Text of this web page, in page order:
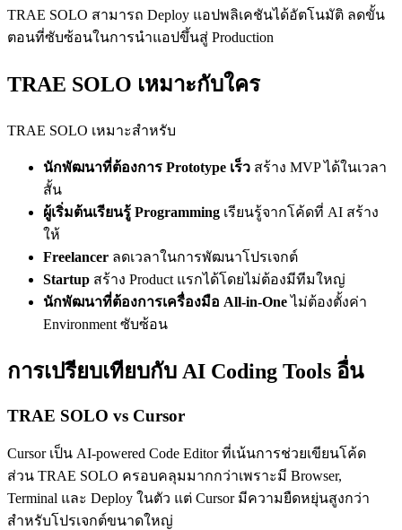
TRAE SOLO สามารถ Deploy แอปพลิเคชันได้อัตโนมัติ ลดขั้น
ตอนที่ซับซ้อนในการนำแอปขึ้นสู่ Production
TRAE SOLO เหมาะกับใคร
TRAE SOLO เหมาะสำหรับ
นักพัฒนาที่ต้องการ Prototype เร็ว สร้าง MVP ได้ในเวลา
สั้น
ผู้เริ่มต้นเรียนรู้ Programming เรียนรู้จากโค้ดที่ AI สร้าง
ให้
Freelancer ลดเวลาในการพัฒนาโปรเจกต์
Startup สร้าง Product แรกได้โดยไม่ต้องมีทีมใหญ่
นักพัฒนาที่ต้องการเครื่องมือ All-in-Oneไม่ต้องตั้งค่า
Environment ซับซ้อน
การเปรียบเทียบกับ AI Coding Tools อื่น
TRAE SOLO vs Cursor
Cursor เป็น AI-powered Code Editor ที่เน้นการช่วยเขียนโค้ด
ส่วน TRAE SOLO ครอบคลุมมากกว่าเพราะมี Browser,
Terminal และ Deploy ในตัว แต่ Cursor มีความยืดหยุ่นสูงกว่า
สำหรับโปรเจกต์ขนาดใหญ่